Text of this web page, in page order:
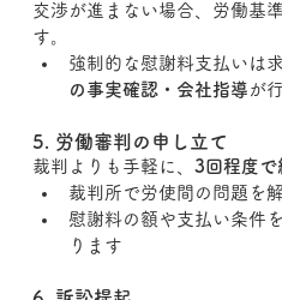
交渉が進まない場合、労働基
す。
強制的な慰謝料支払いは
の事実確認・会社指導 が
5. 労働審判の申し立て
裁判よりも手軽に、3回程度で
裁判所で労使間の問題を
慰謝料の額や支払い条件
ります